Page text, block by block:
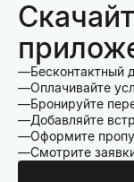
Бесконтактный
Оплачивайте
Бронируйте
Добавляйте
Оформите
Смотрите